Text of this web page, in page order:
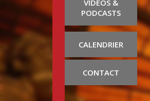
VIDÉOS &
PODCASTS
CALENDRIER
CONTACT